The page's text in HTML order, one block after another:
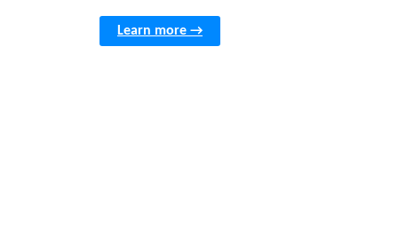
Learn more →